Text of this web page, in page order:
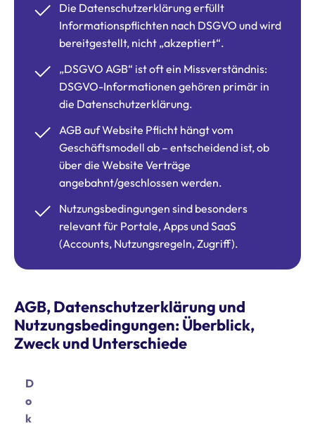
Die Datenschutzerklärung erfüllt
Informationspflichten nach DSGVO und wird
bereitgestellt, nicht „akzeptiert“.
„DSGVO AGB“ ist oft ein Missverständnis:
DSGVO-Informationen gehören primär in
die Datenschutzerklärung.
AGB auf Website Pflicht hängt vom
Geschäftsmodell ab – entscheidend ist, ob
über die Website Verträge
angebahnt/geschlossen werden.
Nutzungsbedingungen sind besonders
relevant für Portale, Apps und SaaS
(Accounts, Nutzungsregeln, Zugriff).
AGB, Datenschutzerklärung und
Nutzungsbedingungen: Überblick,
Zweck und Unterschiede
D
o
k